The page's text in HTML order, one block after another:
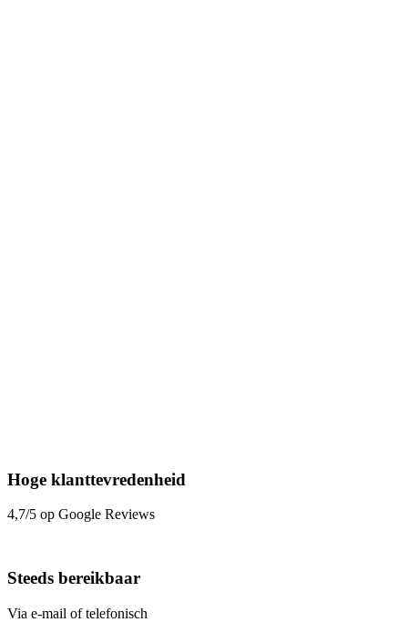
Hoge klanttevredenheid
4,7/5 op Google Reviews
Steeds bereikbaar
Via e-mail of telefonisch